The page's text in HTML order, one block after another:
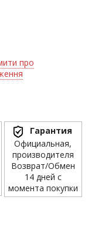
про
Гарантия
Официальная,
производителя
Возврат/Обмен
14 дней с
момента покупки